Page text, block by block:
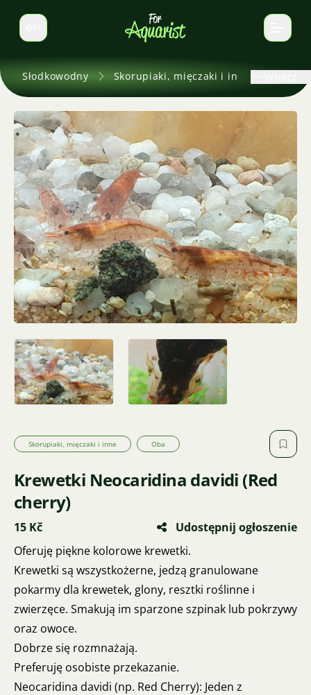
Zmień język
Słodkowodny Skorupiaki, mięczaki i inne
Skorupiaki, mięczaki i inne Oba
Krewetki Neocaridina davidi (Red
cherry)
15 Kč
Udostępnij ogłoszenie
Oferuję piękne kolorowe krewetki.
Krewetki są wszystkożerne, jedzą granulowane
pokarmy dla krewetek, glony, resztki roślinne i
zwierzęce. Smakują im sparzone szpinak lub pokrzywy
oraz owoce.
Dobrze się rozmnażają.
Preferuję osobiste przekazanie.
Neocaridina davidi (np. Red Cherry): Jeden z